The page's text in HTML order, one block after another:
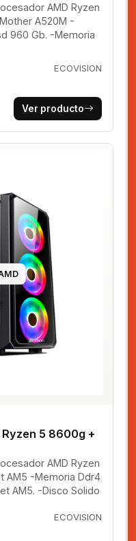
AMD Ryzen
A520M -
960 Gb. -Memoria
ECOVISION
Ver producto
5 8600g +
AMD Ryzen
AM5 -Memoria Ddr4
AM5. -Disco Solido
ECOVISION